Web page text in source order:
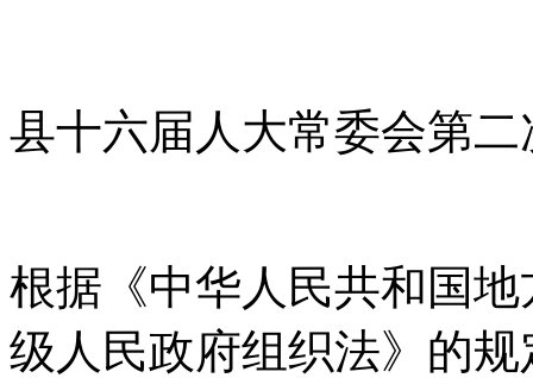
县十六届人大常委会第
根据《中华人民共和国
级人民政府组织法》的